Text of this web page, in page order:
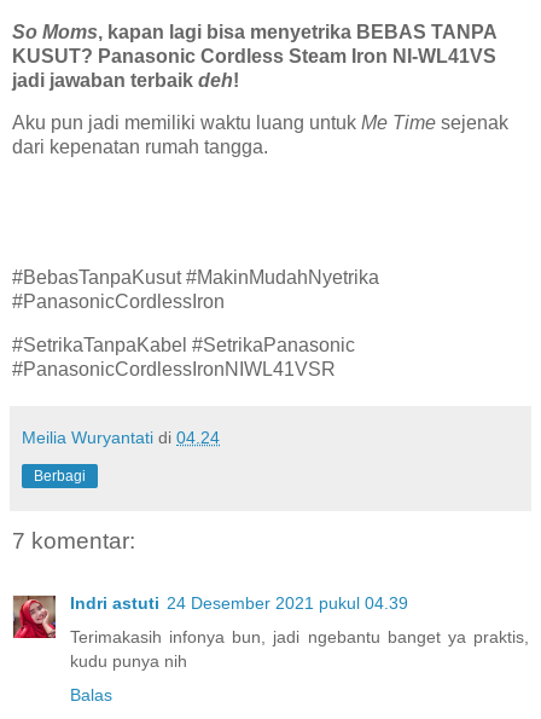
So Moms, kapan lagi bisa menyetrika BEBAS TANPA
KUSUT? Panasonic Cordless Steam Iron NI-WL41VS
jadi jawaban terbaik deh!
Aku pun jadi memiliki waktu luang untuk Me Time sejenak
dari kepenatan rumah tangga.
#BebasTanpaKusut #MakinMudahNyetrika
#PanasonicCordlessIron
#SetrikaTanpaKabel #SetrikaPanasonic
#PanasonicCordlessIronNIWL41VSR
Meilia Wuryantati di 04.24
Berbagi
7 komentar:
Indri astuti 24 Desember 2021 pukul 04.39
Terimakasih infonya bun, jadi ngebantu banget ya praktis,
kudu punya nih
Balas